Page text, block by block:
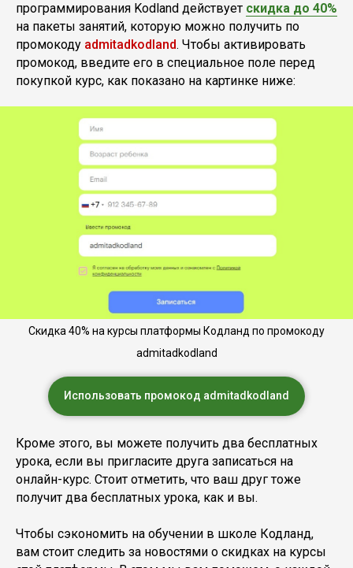
программирования Kodland действует скидка до 40%
на пакеты занятий, которую можно получить по
промокоду admitadkodland. Чтобы активировать
промокод, введите его в специальное поле перед
покупкой курс, как показано на картинке ниже:
Скидка 40% на курсы платформы Кодланд по промокоду
admitadkodland
Использовать промокод admitadkodland
Кроме этого, вы можете получить два бесплатных
урока, если вы пригласите друга записаться на
онлайн-курс. Стоит отметить, что ваш друг тоже
получит два бесплатных урока, как и вы.
Чтобы сэкономить на обучении в школе Кодланд,
вам стоит следить за новостями о скидках на курсы